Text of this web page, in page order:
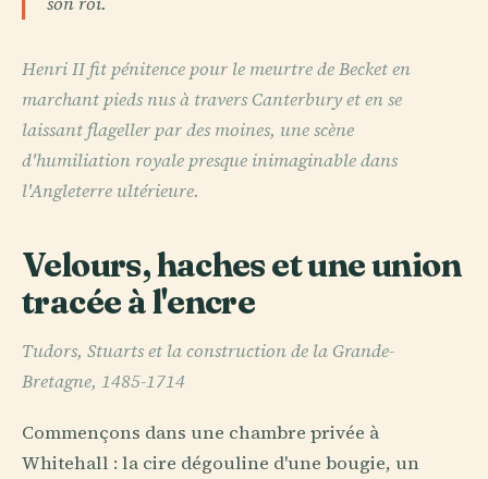
Henri II fit pénitence pour le meurtre de Becket en
marchant pieds nus à travers Canterbury et en se
laissant flageller par des moines, une scène
d'humiliation royale presque inimaginable dans
l'Angleterre ultérieure.
Velours, haches et une union
tracée à l'encre
Tudors, Stuarts et la construction de la Grande-
Bretagne, 1485-1714
Commençons dans une chambre privée à
Whitehall : la cire dégouline d'une bougie, un